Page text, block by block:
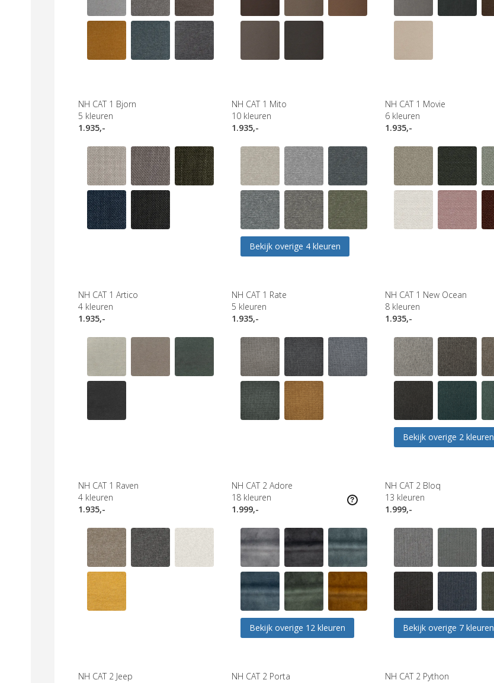
NH CAT 1 Bjorn
5 kleuren
1.935,-
NH CAT 1 Mito
10 kleuren
1.935,-
Bekijk overige 4 kleuren
NH CAT 1 Movie
6 kleuren
1.935,-
NH CAT 1 Artico
4 kleuren
1.935,-
NH CAT 1 Rate
5 kleuren
1.935,-
NH CAT 1 New Ocean
8 kleuren
1.935,-
Bekijk overige 2 kleuren
NH CAT 1 Raven
4 kleuren
1.935,-
NH CAT 2 Adore
18 kleuren
1.999,-
Bekijk overige 12 kleuren
NH CAT 2 Bloq
13 kleuren
1.999,-
Bekijk overige 7 kleuren
NH CAT 2 Jeep
NH CAT 2 Porta
NH CAT 2 Python